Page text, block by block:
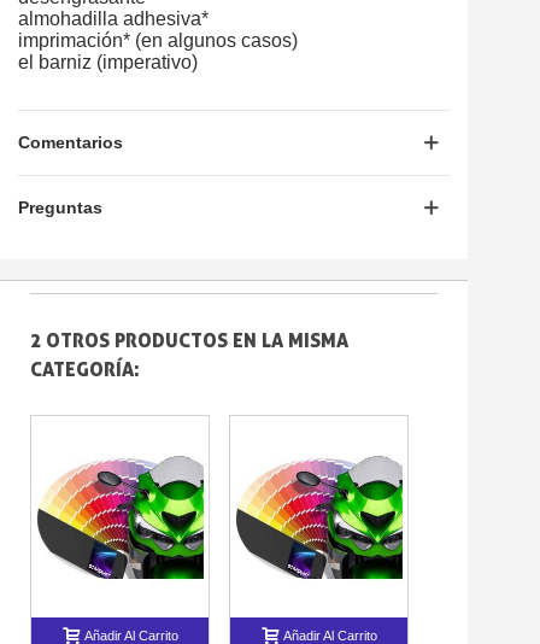
almohadilla adhesiva*
imprimación* (en algunos casos)
el barniz (imperativo)
Comentarios
Preguntas
2 OTROS PRODUCTOS EN LA MISMA
CATEGORÍA:
Añadir Al Carrito Añadir Al Carrito